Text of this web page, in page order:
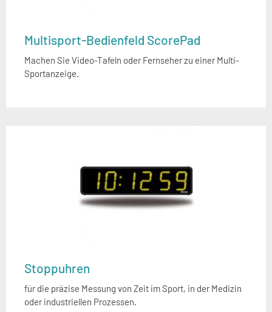
Multisport-Bedienfeld ScorePad
Machen Sie Video-Tafeln oder Fernseher zu einer Multi-
Sportanzeige.
Stoppuhren
für die präzise Messung von Zeit im Sport, in der Medizin
oder industriellen Prozessen.